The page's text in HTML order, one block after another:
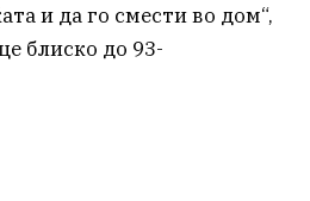
и да го смести во дом“,
блиско до 93-